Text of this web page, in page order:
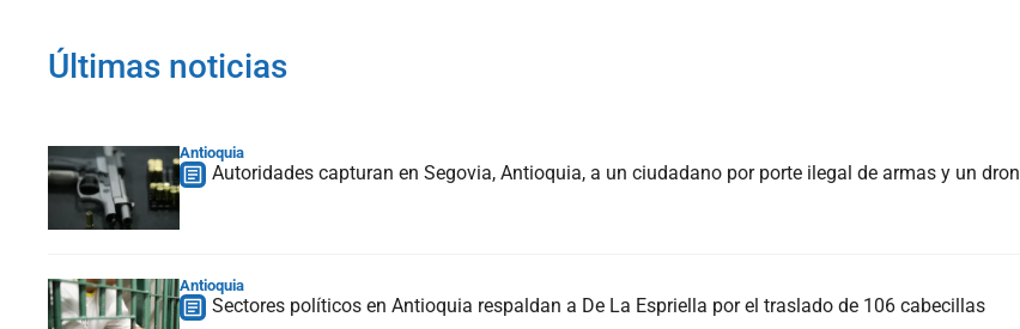
Últimas noticias
Antioquia
Autoridades capturan en Segovia, Antioquia, a un ciudadano por porte ilegal de armas y un dron
Antioquia
Sectores políticos en Antioquia respaldan a De La Espriella por el traslado de 106 cabecillas